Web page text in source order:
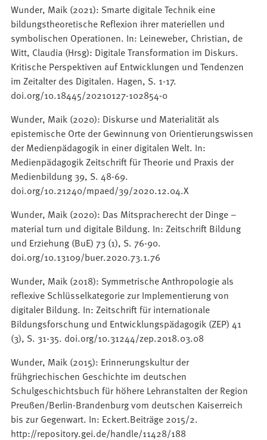
Wunder, Maik (2021): Smarte digitale Technik eine
bildungstheoretische Reflexion ihrer materiellen und
symbolischen Operationen. In: Leineweber, Christian, de
Witt, Claudia (Hrsg): Digitale Transformation im Diskurs.
Kritische Perspektiven auf Entwicklungen und Tendenzen
im Zeitalter des Digitalen. Hagen, S. 1-17.
doi.org/10.18445/20210127-102854-0
Wunder, Maik (2020): Diskurse und Materialität als
epistemische Orte der Gewinnung von Orientierungswissen
der Medienpädagogik in einer digitalen Welt. In:
Medienpädagogik Zeitschrift für Theorie und Praxis der
Medienbildung 39, S. 48-69.
doi.org/10.21240/mpaed/39/2020.12.04.X
Wunder, Maik (2020): Das Mitspracherecht der Dinge –
material turn und digitale Bildung. In: Zeitschrift Bildung
und Erziehung (BuE) 73 (1), S. 76-90.
doi.org/10.13109/buer.2020.73.1.76
Wunder, Maik (2018): Symmetrische Anthropologie als
reflexive Schlüsselkategorie zur Implementierung von
digitaler Bildung. In: Zeitschrift für internationale
Bildungsforschung und Entwicklungspädagogik (ZEP) 41
(3), S. 31-35. doi.org/10.31244/zep.2018.03.08
Wunder, Maik (2015): Erinnerungskultur der
frühgriechischen Geschichte im deutschen
Schulgeschichtsbuch für höhere Lehranstalten der Region
Preußen/Berlin-Brandenburg vom deutschen Kaiserreich
bis zur Gegenwart. In: Eckert.Beiträge 2015/2.
http://repository.gei.de/handle/11428/188